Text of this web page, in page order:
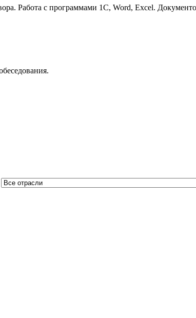
Работа с программами 1C, Word, Excel.